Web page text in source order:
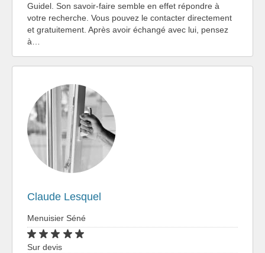
Guidel. Son savoir-faire semble en effet répondre à
votre recherche. Vous pouvez le contacter directement
et gratuitement. Après avoir échangé avec lui, pensez
à…
Claude Lesquel
Menuisier Séné
Sur devis